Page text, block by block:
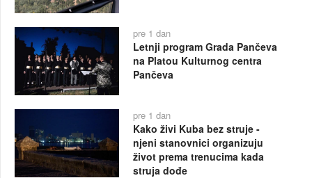
pre 1 dan
Letnji program Grada Pančeva
na Platou Kulturnog centra
Pančeva
pre 1 dan
Kako živi Kuba bez struje -
njeni stanovnici organizuju
život prema trenucima kada
struja dođe